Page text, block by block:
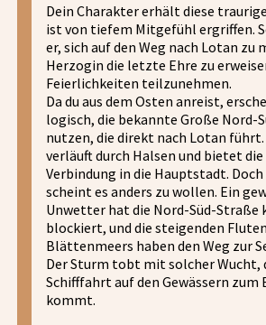
Dein Charakter erhält diese
ist von tiefem Mitgefühl ergriffen.
er, sich auf den Weg nach Lotan zu
Herzogin die letzte Ehre zu
Feierlichkeiten teilzunehmen.
Da du aus dem Osten anreist,
logisch, die bekannte Große Nord-
nutzen, die direkt nach Lotan führt.
verläuft durch Halsen und bietet
Verbindung in die Hauptstadt. Doch
scheint es anders zu wollen. Ein
Unwetter hat die Nord-Süd-Straße
blockiert, und die steigenden
Blättenmeers haben den Weg zur
Der Sturm tobt mit solcher Wucht,
Schifffahrt auf den Gewässern zum
kommt.